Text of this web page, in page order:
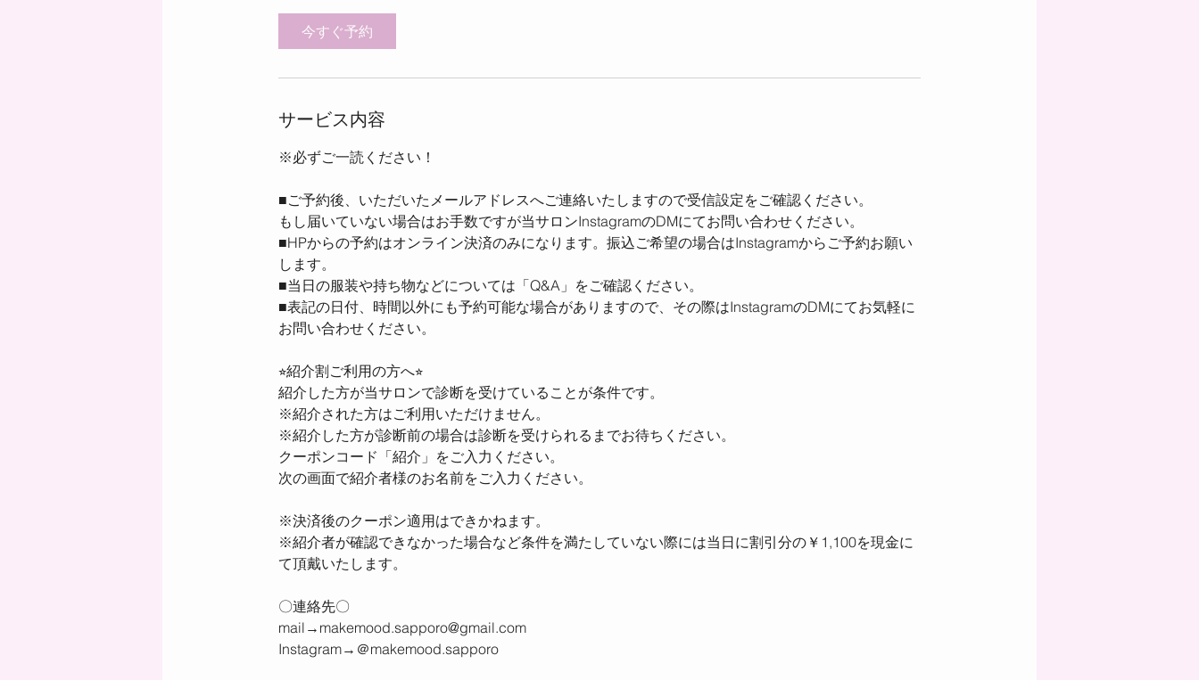
今すぐ予約
サービス内容
※必ずご一読ください！
■ご予約後、いただいたメールアドレスへご連絡いたしますので受信設定をご確認ください。
もし届いていない場合はお手数ですが当サロンInstagramのDMにてお問い合わせください。
■HPからの予約はオンライン決済のみになります。振込ご希望の場合はInstagramからご予約お願い
します。
■当日の服装や持ち物などについては「Q&A」をご確認ください。
■表記の日付、時間以外にも予約可能な場合がありますので、その際はInstagramのDMにてお気軽に
お問い合わせください。
⭐︎紹介割ご利用の方へ⭐︎
紹介した方が当サロンで診断を受けていることが条件です。
※紹介された方はご利用いただけません。
※紹介した方が診断前の場合は診断を受けられるまでお待ちください。
クーポンコード「紹介」をご入力ください。
次の画面で紹介者様のお名前をご入力ください。
※決済後のクーポン適用はできかねます。
※紹介者が確認できなかった場合など条件を満たしていない際には当日に割引分の￥1,100を現金に
て頂戴いたします。
〇連絡先〇
mail→makemood.sapporo@gmail.com
Instagram→＠makemood.sapporo